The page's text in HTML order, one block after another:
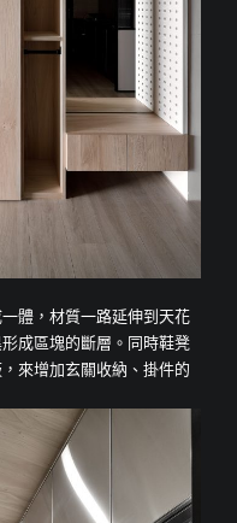
體，材質一路延伸到天花
成區塊的斷層。同時鞋凳
來增加玄關收納、掛件的